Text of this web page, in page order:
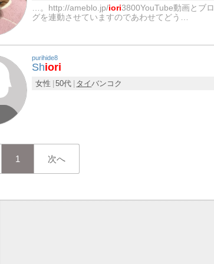
…。http://ameblo.jp/iori3800YouTube動画とブロ
グを連動させていますのであわせてどう…
purihide8
Shiori
女性 50代 タイバンコク
1 次へ